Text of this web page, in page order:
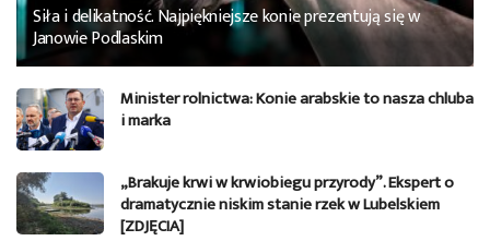
Siła i delikatność. Najpiękniejsze konie prezentują się w
Janowie Podlaskim
Minister rolnictwa: Konie arabskie to nasza chluba
i marka
„Brakuje krwi w krwiobiegu przyrody”. Ekspert o
dramatycznie niskim stanie rzek w Lubelskiem
[ZDJĘCIA]